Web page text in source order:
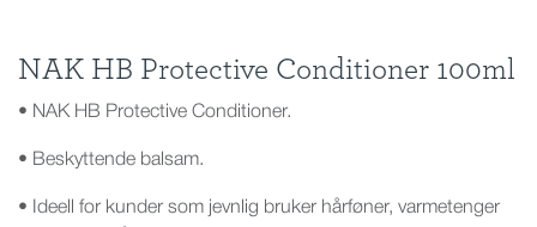
NAK HB Protective Conditioner 100ml
• NAK HB Protective Conditioner.
• Beskyttende balsam.
• Ideell for kunder som jevnlig bruker hårføner, varmetenger